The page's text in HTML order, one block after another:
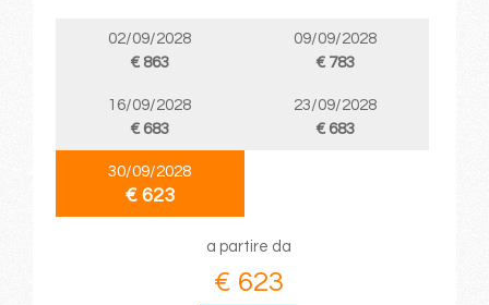
02/09/2028
€ 863
09/09/2028
€ 783
16/09/2028
€ 683
23/09/2028
€ 683
30/09/2028
€ 623
a partire da
€ 623